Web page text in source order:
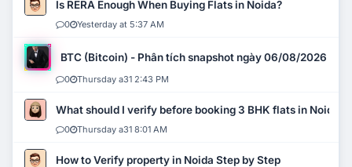
Is RERA Enough When Buying Flats in Noida?
0 Yesterday at 5:37 AM
BTC (Bitcoin) - Phân tích snapshot ngày 06/08/2026
0 Thursday a31 2:43 PM
What should I verify before booking 3 BHK flats in Noida?
0 Thursday a31 8:01 AM
How to Verify property in Noida Step by Step